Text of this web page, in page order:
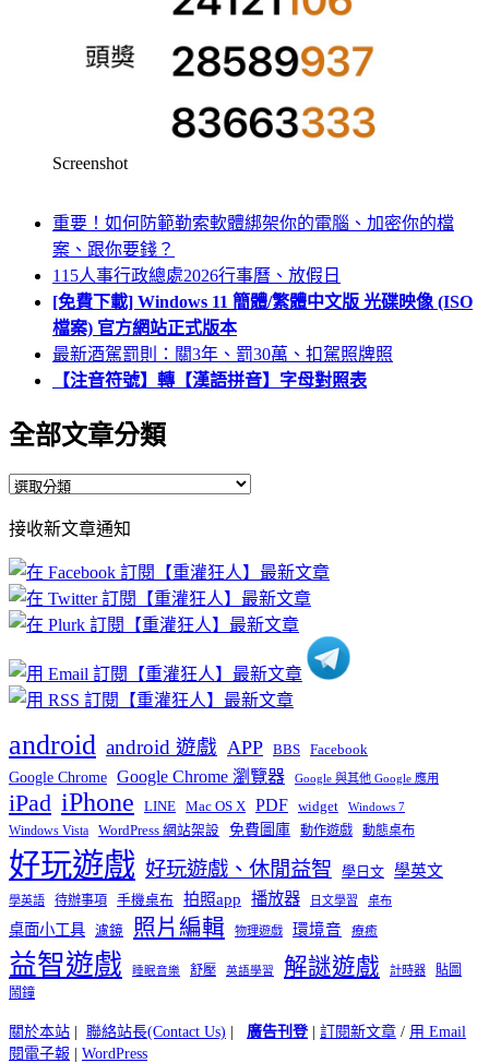
Screenshot
重要！如何防範勒索軟體綁架你的電腦、加密你的檔
案、跟你要錢？
115人事行政總處2026行事曆、放假日
[免費下載] Windows 11 簡體/繁體中文版 光碟映像 (ISO
檔案) 官方網站正式版本
最新酒駕罰則：關3年、罰30萬、扣駕照牌照
【注音符號】轉【漢語拼音】字母對照表
全部文章分類
全
文
章
分
類
接收新文章通知
android android 遊戲 APP BBS Facebook
Google Chrome Google Chrome 瀏覽器 Google 與其他 Google 應用
iPad iPhone LINE Mac OS X PDF widget Windows 7
Windows Vista WordPress 網站架設 免費圖庫 動作遊戲 動態桌布
好玩遊戲 好玩遊戲、休閒益智 學日文 學英文
學英語 待辦事項 手機桌布 拍照app 播放器 日文學習 桌布
桌面小工具 濾鏡 照片編輯 物理遊戲 環境音 療癒
益智遊戲 睡眠音樂 舒壓 英語學習 解謎遊戲 計時器
貼圖
鬧鐘
關於本站 | 聯絡站長(Contact Us) | 廣告刊登| 訂閱新文章 / 用 Email
閱電子報 | WordPress